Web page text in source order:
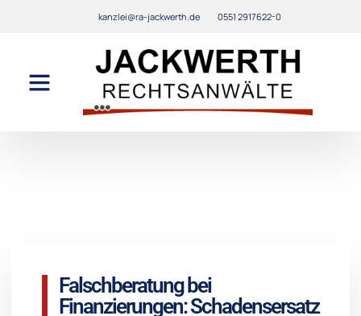
kanzlei@ra-jackwerth.de 0551 2917622-0
Falschberatung bei
Finanzierungen: Schadensersatz